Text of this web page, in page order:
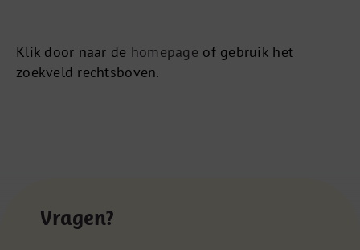
Klik door naar de homepage of gebruik het
zoekveld rechtsboven.
Vragen?